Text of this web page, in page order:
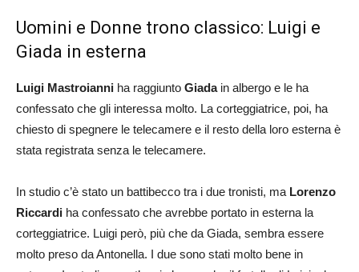
Uomini e Donne trono classico: Luigi e
Giada in esterna
Luigi Mastroianni ha raggiunto Giadain albergo e le ha
confessato che gli interessa molto. La corteggiatrice, poi, ha
chiesto di spegnere le telecamere e il resto della loro esterna è
stata registrata senza le telecamere.
In studio c’è stato un battibecco tra i due tronisti, ma Lorenzo
Riccardi ha confessato che avrebbe portato in esterna la
corteggiatrice. Luigi però, più che da Giada, sembra essere
molto preso da Antonella. I due sono stati molto bene in